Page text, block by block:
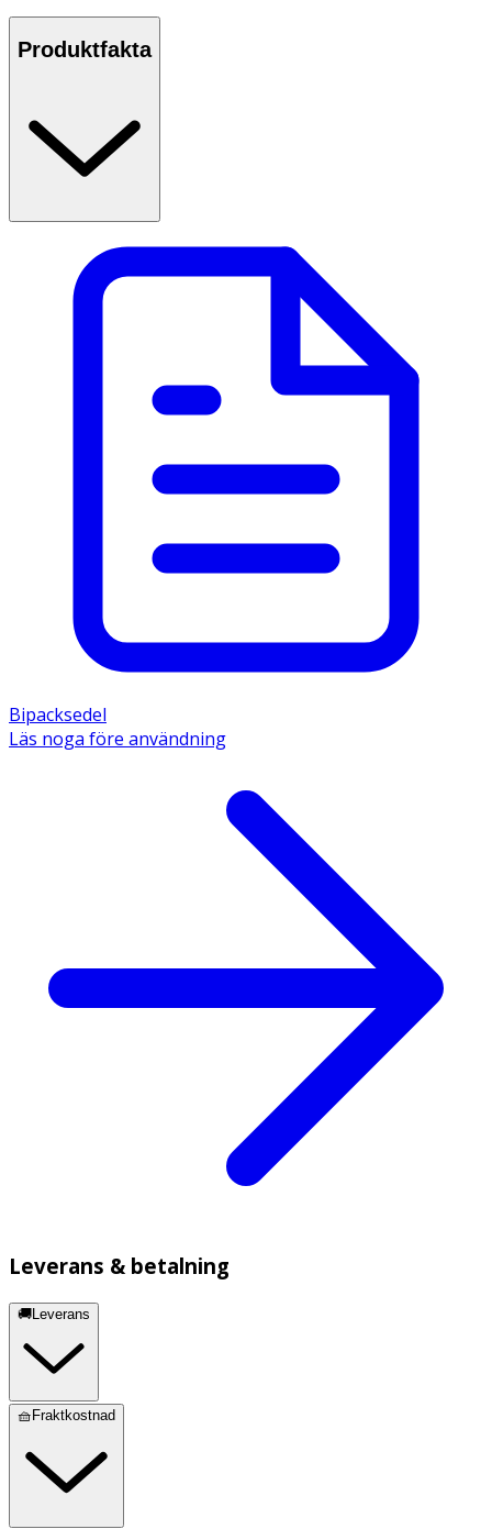
Produktfakta
Bipacksedel
Läs noga före användning
Leverans & betalning
🚚Leverans
🧺Fraktkostnad